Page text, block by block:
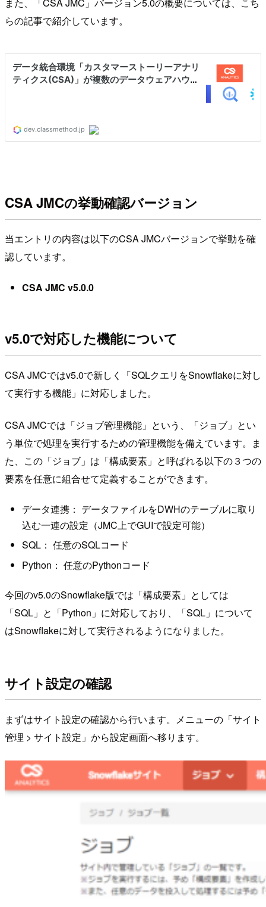
らの記事で紹介しています。
CSA JMCの挙動確認バージョン
当エントリの内容は以下のCSA JMCバージョンで挙動を確
認しています。
CSA JMC v5.0.0
v5.0で対応した機能について
CSA JMCではv5.0で新しく「SQLクエリをSnowflakeに対し
て実行する機能」に対応しました。
CSA JMCでは「ジョブ管理機能」という、「ジョブ」とい
う単位で処理を実行するための管理機能を備えています。ま
た、この「ジョブ」は「構成要素」と呼ばれる以下の３つの
要素を任意に組合せて定義することができます。
データ連携： データファイルをDWHのテーブルに取り
込む一連の設定（JMC上でGUIで設定可能）
SQL： 任意のSQLコード
Python： 任意のPythonコード
今回のv5.0のSnowflake版では「構成要素」としては
「SQL」と「Python」に対応しており、「SQL」について
はSnowflakeに対して実行されるようになりました。
サイト設定の確認
まずはサイト設定の確認から行います。メニューの「サイト
管理 > サイト設定」から設定画面へ移ります。